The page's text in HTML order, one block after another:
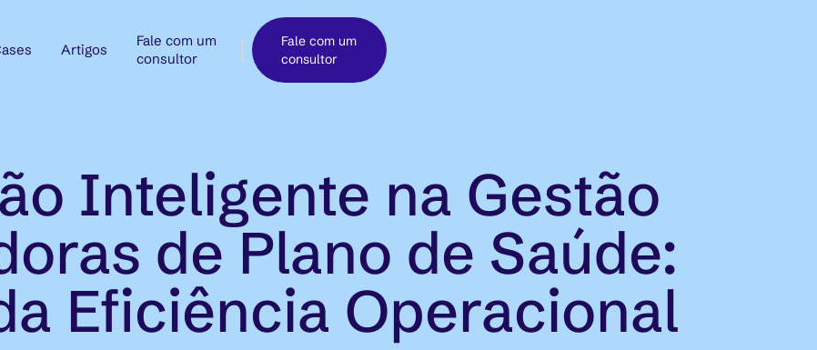
Artigos
Fale com um
consultor
Fale com um
consultor
Inteligente na Gestão
de Plano de Saúde:
Eficiência Operacional